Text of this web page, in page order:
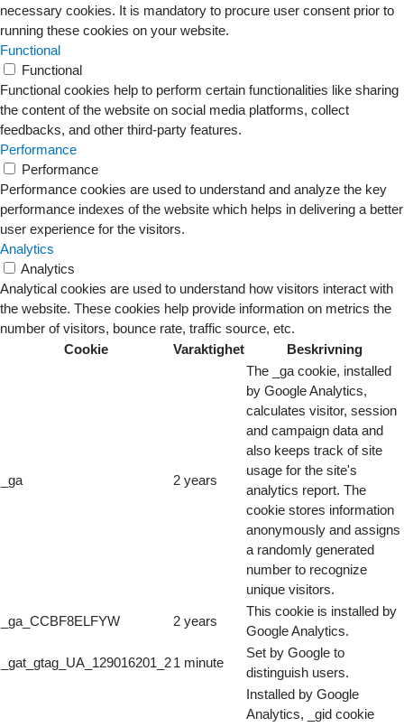
necessary cookies. It is mandatory to procure user consent prior to
running these cookies on your website.
Functional
Functional
Functional cookies help to perform certain functionalities like sharing
the content of the website on social media platforms, collect
feedbacks, and other third-party features.
Performance
Performance
Performance cookies are used to understand and analyze the key
performance indexes of the website which helps in delivering a better
user experience for the visitors.
Analytics
Analytics
Analytical cookies are used to understand how visitors interact with
the website. These cookies help provide information on metrics the
number of visitors, bounce rate, traffic source, etc.
Cookie
Varaktighet Beskrivning
_ga 2 years
The _ga cookie, installed
by Google Analytics,
calculates visitor, session
and campaign data and
also keeps track of site
usage for the site's
analytics report. The
cookie stores information
anonymously and assigns
a randomly generated
number to recognize
unique visitors.
_ga_CCBF8ELFYW 2 years
This cookie is installed by
Google Analytics.
_gat_gtag_UA_129016201_21 minute
Set by Google to
distinguish users.
Installed by Google
Analytics, _gid cookie